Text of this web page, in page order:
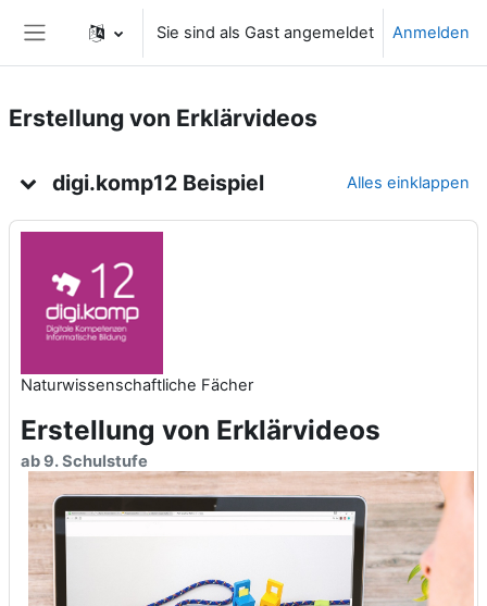
Website-Übersicht
Sie sind als Gast angemeldet Anmelden
Erstellung von Erklärvideos
digi.komp12 Beispiel Alles einklappen
Naturwissenschaftliche Fächer
Erstellung von Erklärvideos
ab 9. Schulstufe